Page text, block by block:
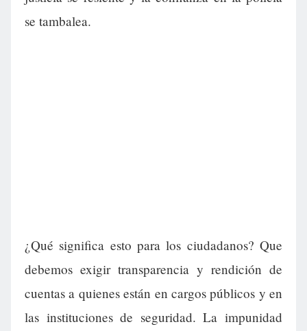
se tambalea.
¿Qué significa esto para los ciudadanos? Que
debemos exigir transparencia y rendición de
cuentas a quienes están en cargos públicos y en
las instituciones de seguridad. La impunidad